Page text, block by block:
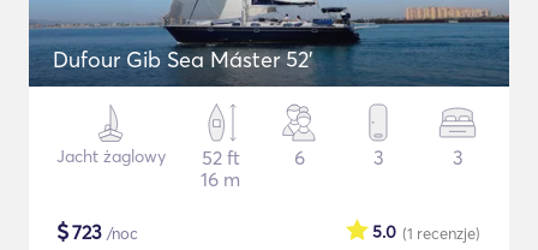
Dufour Gib Sea Máster 52’
Jacht żaglowy
52 ft
16 m
6 3 3
$723 /noc (1 recenzje)
5.0